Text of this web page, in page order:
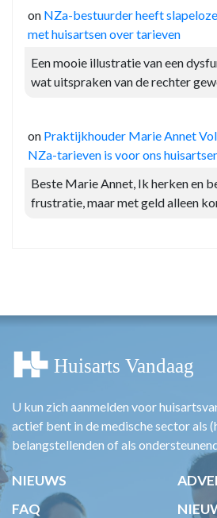
on NZa-bestuurder heeft
met huisartsen over tarieven
Een mooie illustratie van een
wat uitspraken van de rechter
on Praktijkhouder Marie Annet
NZa-tarieven is voor ons
Beste Marie Annet, Ik herken en
frustratie, maar met geld alleen
U kun zich aanmelden voor
actief bent in de medische sector als
belangstellenden of als
NIEUWS
FAQ